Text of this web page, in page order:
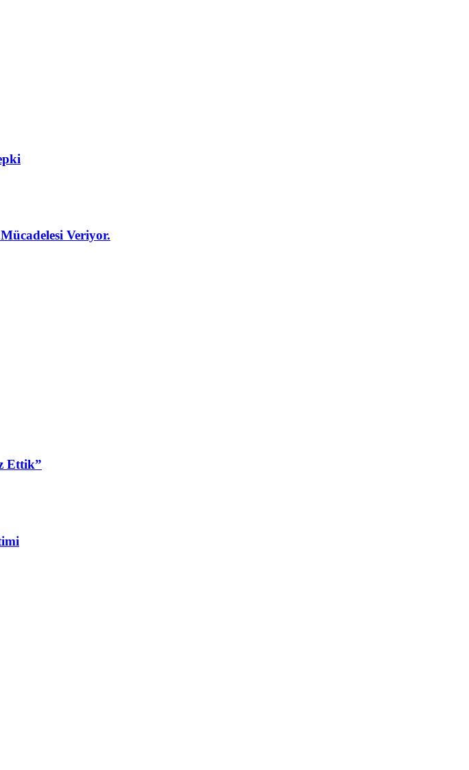
Veriyor.
Ettik”